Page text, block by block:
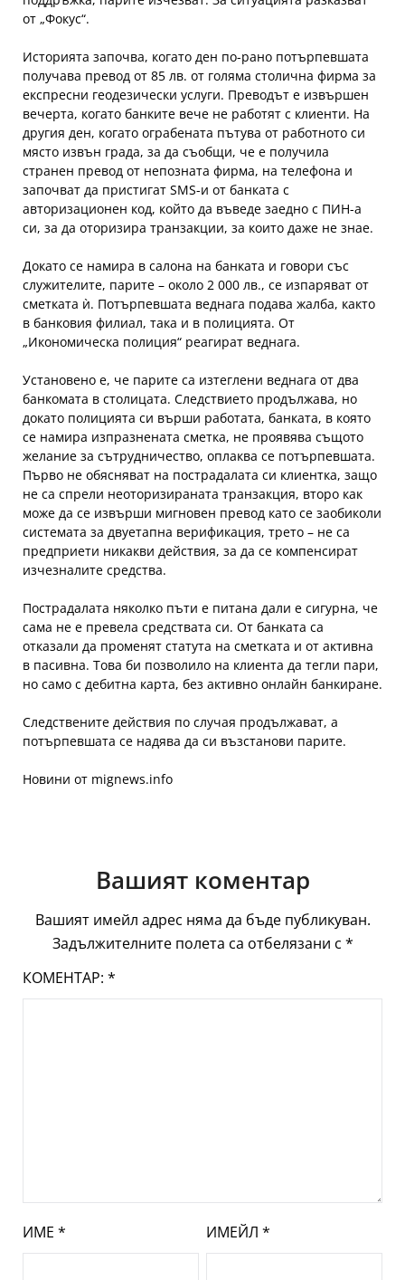
от „Фокус“.
Историята започва, когато ден по-рано потърпевшата
получава превод от 85 лв. от голяма столична фирма за
експресни геодезически услуги. Преводът е извършен
вечерта, когато банките вече не работят с клиенти. На
другия ден, когато ограбената пътува от работното си
място извън града, за да съобщи, че е получила
странен превод от непозната фирма, на телефона и
започват да пристигат SMS-и от банката с
авторизационен код, който да въведе заедно с ПИН-а
си, за да оторизира транзакции, за които даже не знае.
Докато се намира в салона на банката и говори със
служителите, парите – около 2 000 лв., се изпаряват от
сметката ѝ. Потърпевшата веднага подава жалба, както
в банковия филиал, така и в полицията. От
„Икономическа полиция“ реагират веднага.
Установено е, че парите са изтеглени веднага от два
банкомата в столицата. Следствието продължава, но
докато полицията си върши работата, банката, в която
се намира изпразнената сметка, не проявява същото
желание за сътрудничество, оплаква се потърпевшата.
Първо не обясняват на пострадалата си клиентка, защо
не са спрели неоторизираната транзакция, второ как
може да се извърши мигновен превод като се заобиколи
системата за двуетапна верификация, трето – не са
предприети никакви действия, за да се компенсират
изчезналите средства.
Пострадалата няколко пъти е питана дали е сигурна, че
сама не е превела средствата си. От банката са
отказали да променят статута на сметката и от активна
в пасивна. Това би позволило на клиента да тегли пари,
но само с дебитна карта, без активно онлайн банкиране.
Следствените действия по случая продължават, а
потърпевшата се надява да си възстанови парите.
Новини от mignews.info
Вашият коментар
Вашият имейл адрес няма да бъде публикуван.
Задължителните полета са отбелязани с *
КОМЕНТАР: *
ИМЕ * ИМЕЙЛ *